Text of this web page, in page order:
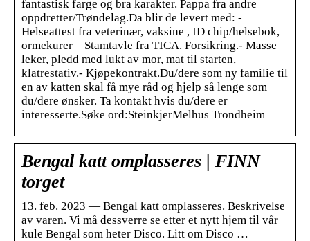
fantastisk farge og bra karakter. Pappa fra andre
oppdretter/Trøndelag.Da blir de levert med: -
Helseattest fra veterinær, vaksine , ID chip/helsebok,
ormekurer – Stamtavle fra TICA. Forsikring.- Masse
leker, pledd med lukt av mor, mat til starten,
klatrestativ.- Kjøpekontrakt.Du/dere som ny familie til
en av katten skal få mye råd og hjelp så lenge som
du/dere ønsker. Ta kontakt hvis du/dere er
interesserte.Søke ord:SteinkjerMelhus Trondheim
Bengal katt omplasseres | FINN
torget
13. feb. 2023 — Bengal katt omplasseres. Beskrivelse
av varen. Vi må dessverre se etter et nytt hjem til vår
kule Bengal som heter Disco. Litt om Disco …